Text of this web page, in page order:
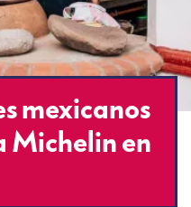
mexicanos
Michelin en